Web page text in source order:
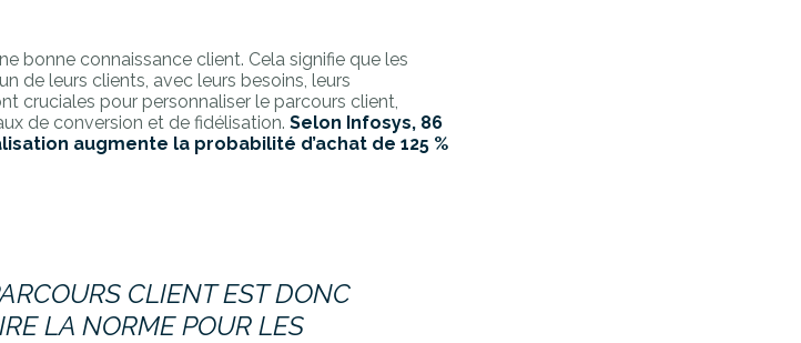
bonne connaissance client. Cela signifie que les
de leurs clients, avec leurs besoins, leurs
cruciales pour personnaliser le parcours client,
de conversion et de fidélisation.Selon Infosys, 86
augmente la probabilité d’achat de 125 %
CLIENT EST DONC
LA NORME POUR LES